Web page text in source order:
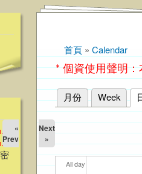
您在這裡
首頁 » Calendar
* 個資使用聲明
主要索引標籤
月份 Week
«
Prev
Next
»
All day